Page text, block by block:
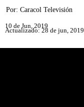
Por: Caracol Televisión
10 de Jun, 2019
Actualizado: 28 de jun, 2019